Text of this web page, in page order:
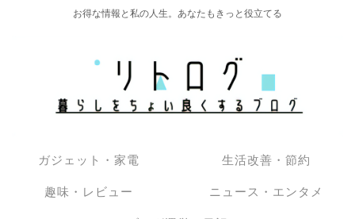
お得な情報と私の人生。あなたもきっと役立てる
ガジェット・家電 生活改善・節約
趣味・レビュー ニュース・エンタメ